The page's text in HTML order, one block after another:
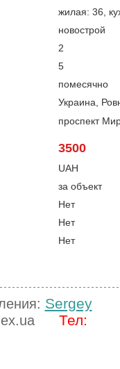
жилая: 36,
новострой
2
5
помесячно
Украина,
проспект
3500
UAH
за объект
Нет
Нет
Нет
Sergey
Тел: